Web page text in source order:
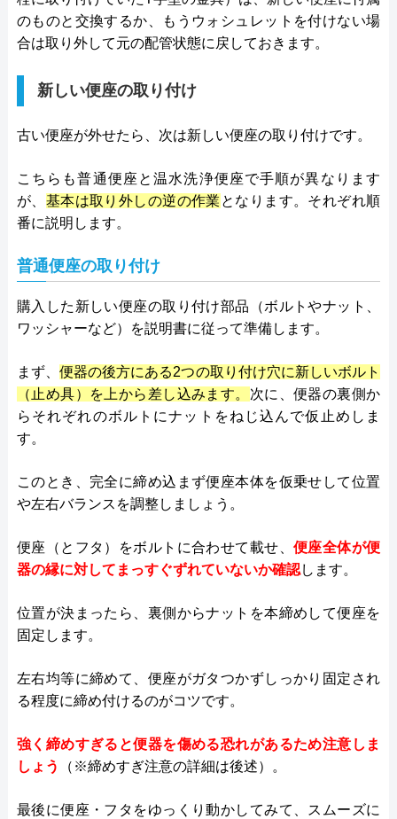
のものと交換するか、もうウォシュレットを付けない場
合は取り外して元の配管状態に戻しておきます。
新しい便座の取り付け
古い便座が外せたら、次は新しい便座の取り付けです。
こちらも普通便座と温水洗浄便座で手順が異なります
が、 基本は取り外しの逆の作業 となります。それぞれ順
番に説明します。
普通便座の取り付け
購入した新しい便座の取り付け部品（ボルトやナット、
ワッシャーなど）を説明書に従って準備します。
まず、便器の後方にある2つの取り付け穴に新しいボルト
（止め具）を上から差し込みます。 次に、便器の裏側か
らそれぞれのボルトにナットをねじ込んで仮止めしま
す。
このとき、完全に締め込まず便座本体を仮乗せして位置
や左右バランスを調整しましょう。
便座（とフタ）をボルトに合わせて載せ、 便座全体が便
器の縁に対してまっすぐずれていないか確認します。
位置が決まったら、裏側からナットを本締めして便座を
固定します。
左右均等に締めて、便座がガタつかずしっかり固定され
る程度に締め付けるのがコツです。
強く締めすぎると便器を傷める恐れがあるため注意しま
しょう
（※締めすぎ注意の詳細は後述）。
最後に便座・フタをゆっくり動かしてみて、スムーズに